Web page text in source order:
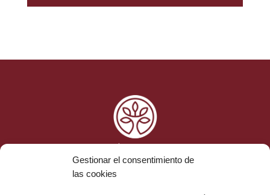
Gestionar el consentimiento de
las cookies